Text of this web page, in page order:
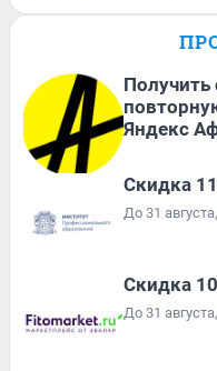
Получить
Яндекс
Скидка
До 31
Скидка
До 31